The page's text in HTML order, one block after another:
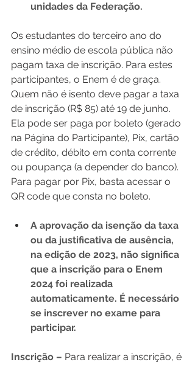
unidades da Federação.
Os estudantes do terceiro ano do
ensino médio de escola pública não
pagam taxa de inscrição. Para estes
participantes, o Enem é de graça.
Quem não é isento deve pagar a taxa
de inscrição (R$ 85) até 19 de junho.
Ela pode ser paga por boleto (gerado
na Página do Participante), Pix, cartão
de crédito, débito em conta corrente
ou poupança (a depender do banco).
Para pagar por Pix, basta acessar o
QR code que consta no boleto.
A aprovação da isenção da taxa
ou da justificativa de ausência,
na edição de 2023, não significa
que a inscrição para o Enem
2024 foi realizada
automaticamente. É necessário
se inscrever no exame para
participar.
Inscrição – Para realizar a inscrição, é